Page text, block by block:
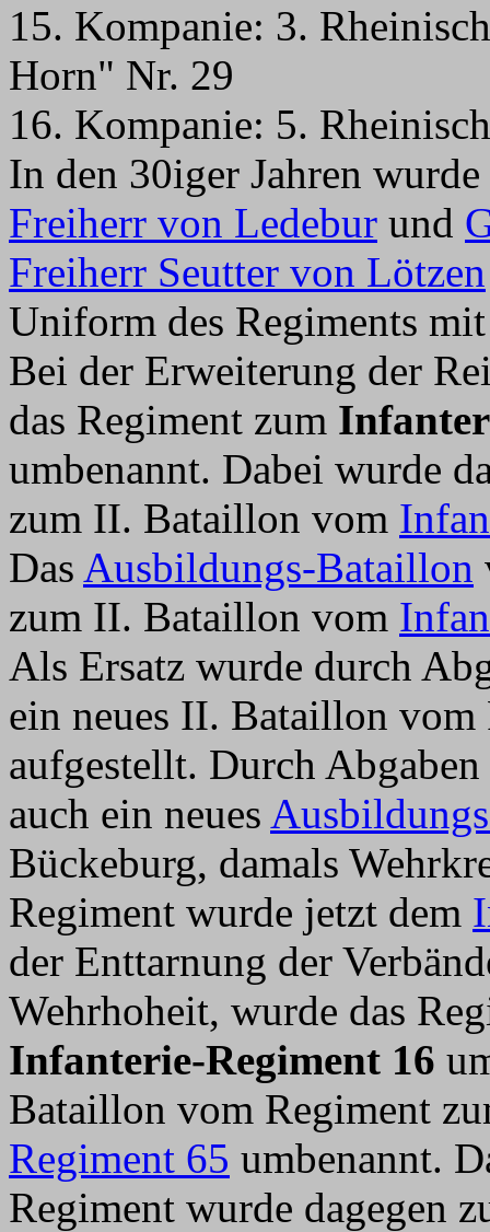
15. Kompanie: 3.
Horn" Nr. 29
16. Kompanie: 5.
In den 30iger Jahren wurde
Freiherr von Ledebur und
Freiherr Seutter von Lötzen
Uniform des Regiments
Bei der Erweiterung der
das Regiment zum
umbenannt. Dabei wurde
zum II. Bataillon vom
Das Ausbildungs-Bataillon
zum II. Bataillon vom
Als Ersatz wurde durch
ein neues II. Bataillon
aufgestellt. Durch
auch ein neues
Bückeburg, damals
Regiment wurde jetzt dem
der Enttarnung der
Wehrhoheit, wurde das
Infanterie-Regiment 16
Bataillon vom Regiment
Regiment 65 umbenannt.
Regiment wurde dagegen